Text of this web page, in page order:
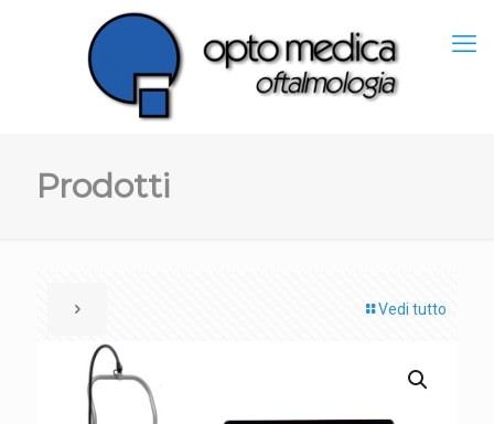
Prodotti
Vedi tutto